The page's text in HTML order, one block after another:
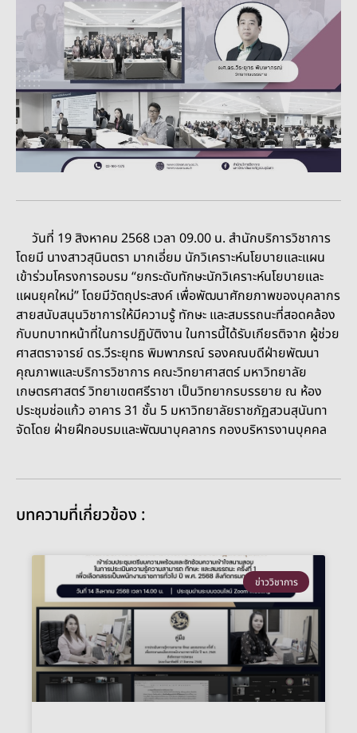
วันที่ 19 สิงหาคม 2568 เวลา 09.00 น. สำนักบริการวิชาการ
โดยมี นางสาวสุนินตรา มากเอี่ยม นักวิเคราะห์นโยบายและแผน
เข้าร่วมโครงการอบรม “ยกระดับทักษะนักวิเคราะห์นโยบายและ
แผนยุคใหม่” โดยมีวัตถุประสงค์ เพื่อพัฒนาศักยภาพของบุคลากร
สายสนับสนุนวิชาการให้มีความรู้ ทักษะ และสมรรถนะที่สอดคล้อง
กับบทบาทหน้าที่ในการปฏิบัติงาน ในการนี้ได้รับเกียรติจาก ผู้ช่วย
ศาสตราจารย์ ดร.วีระยุทธ พิมพาภรณ์ รองคณบดีฝ่ายพัฒนา
คุณภาพและบริการวิชาการ คณะวิทยาศาสตร์ มหาวิทยาลัย
เกษตรศาสตร์ วิทยาเขตศรีราชา เป็นวิทยากรบรรยาย ณ ห้อง
ประชุมช่อแก้ว อาคาร 31 ชั้น 5 มหาวิทยาลัยราชภัฏสวนสุนันทา
จัดโดย ฝ่ายฝึกอบรมและพัฒนาบุคลากร กองบริหารงานบุคคล
บทความที่เกี่ยวข้อง :
ข่าววิชาการ